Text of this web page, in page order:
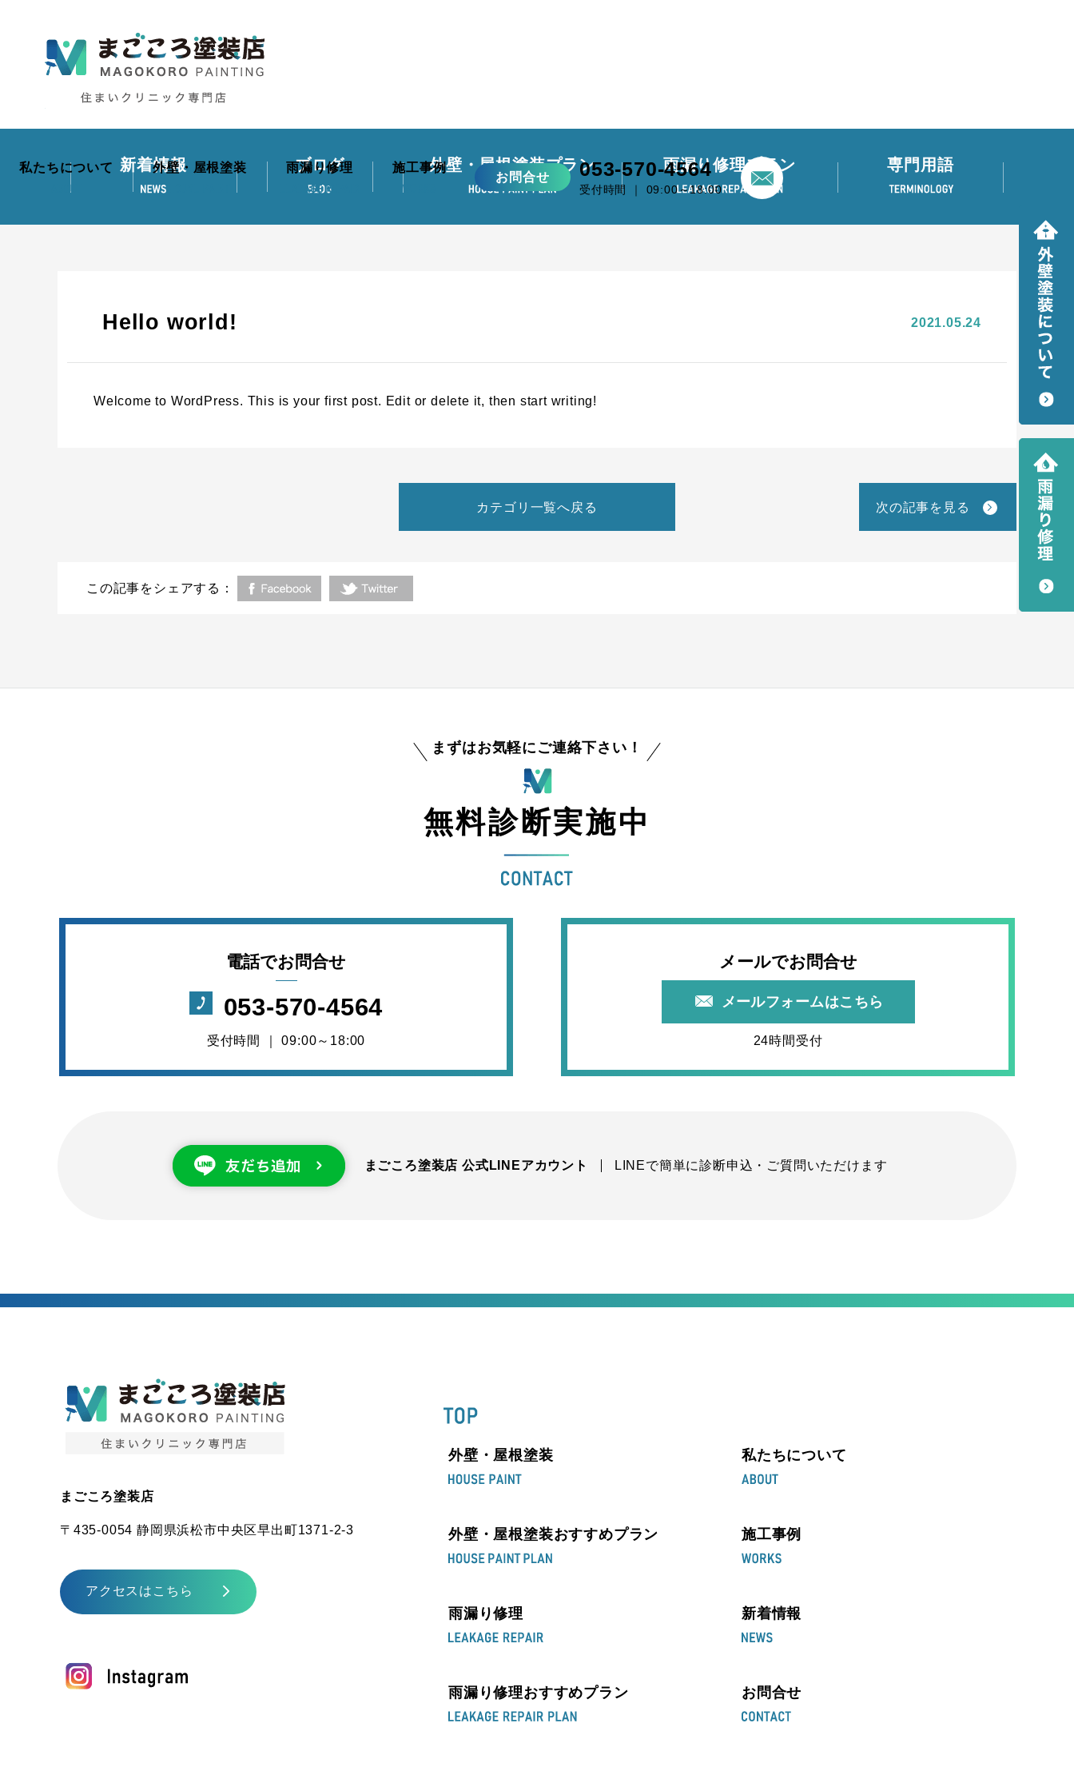
私たちについて 外壁・屋根塗装 雨漏り修理 施工事例
お問合せ 053-570-4564
受付時間 ｜ 09:00～18:00
新着情報 ブログ 外壁・屋根塗装プラン 雨漏り修理プラン 専門用語
Hello world! 2021.05.24
Welcome to WordPress. This is your first post. Edit or delete it, then start writing!
カテゴリ一覧へ戻る 次の記事を見る
この記事をシェアする：
まずはお気軽にご連絡下さい！
無料診断実施中
電話でお問合せ
053-570-4564
受付時間 ｜ 09:00～18:00
メールでお問合せ
メールフォームはこちら
24時間受付
まごころ塗装店 公式LINEアカウント LINEで簡単に診断申込・ご質問いただけます
まごころ塗装店
〒435-0054 静岡県浜松市中央区早出町1371-2-3
アクセスはこちら
外壁・屋根塗装
外壁・屋根塗装おすすめプラン
雨漏り修理
雨漏り修理おすすめプラン
私たちについて
施工事例
新着情報
お問合せ